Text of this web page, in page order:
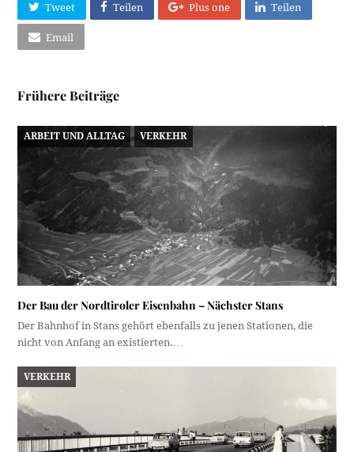
Tweet Teilen Plus one Teilen
Email
Frühere Beiträge
ARBEIT UND ALLTAG VERKEHR
Der Bau der Nordtiroler Eisenbahn – Nächster Stans
Der Bahnhof in Stans gehört ebenfalls zu jenen Stationen, die
nicht von Anfang an existierten.…
VERKEHR